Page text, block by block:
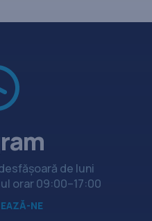
de luni
orar 09:00–17:00
NE